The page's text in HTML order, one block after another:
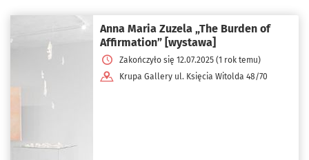
Anna Maria Zuzela „The Burden of
Affirmation” [wystawa]
Zakończyło się 12.07.2025 (1 rok temu)
Krupa Gallery ul. Księcia Witolda 48/70